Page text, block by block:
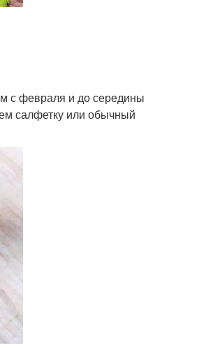
с февраля и до середины
салфетку или обычный